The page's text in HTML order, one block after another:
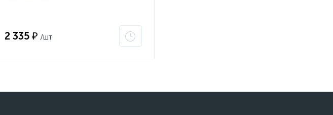
2 335 ₽ /шт